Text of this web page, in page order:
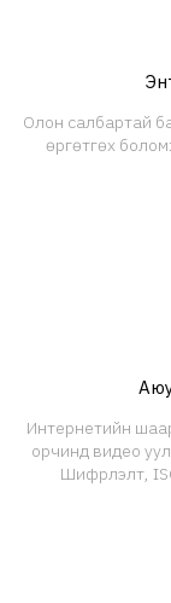
Олон салбартай
өргөтгөх
Интернетийн
орчинд видео
Шифрлэлт,